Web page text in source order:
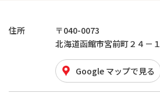
住所
〒040-0073
北海道函館市宮前町２４－１
Google マップで見る